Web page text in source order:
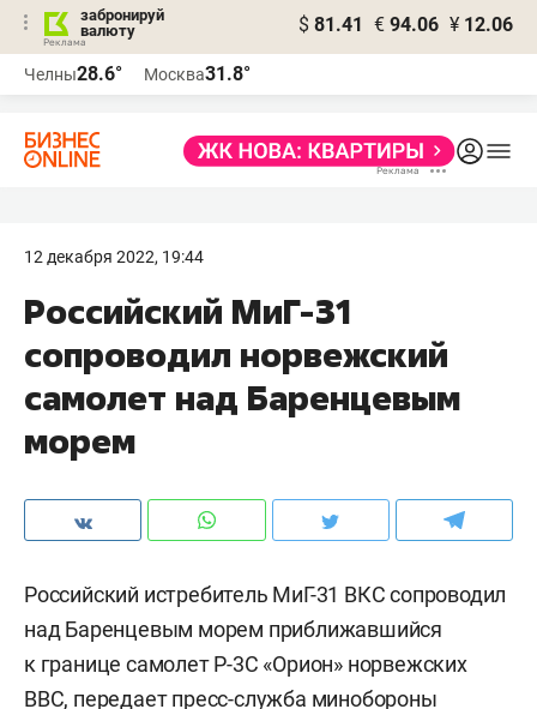
забронируй
валюту
$ 81.41 € 94.06 ¥ 12.06
Челны28.6° Москва31.8°
12 декабря 2022, 19:44
Российский МиГ-31
сопроводил норвежский
самолет над Баренцевым
морем
Российский истребитель МиГ-31 ВКС сопроводил
над Баренцевым морем приближавшийся
к границе самолет Р-3С «Орион» норвежских
ВВС, передает пресс-служба минобороны